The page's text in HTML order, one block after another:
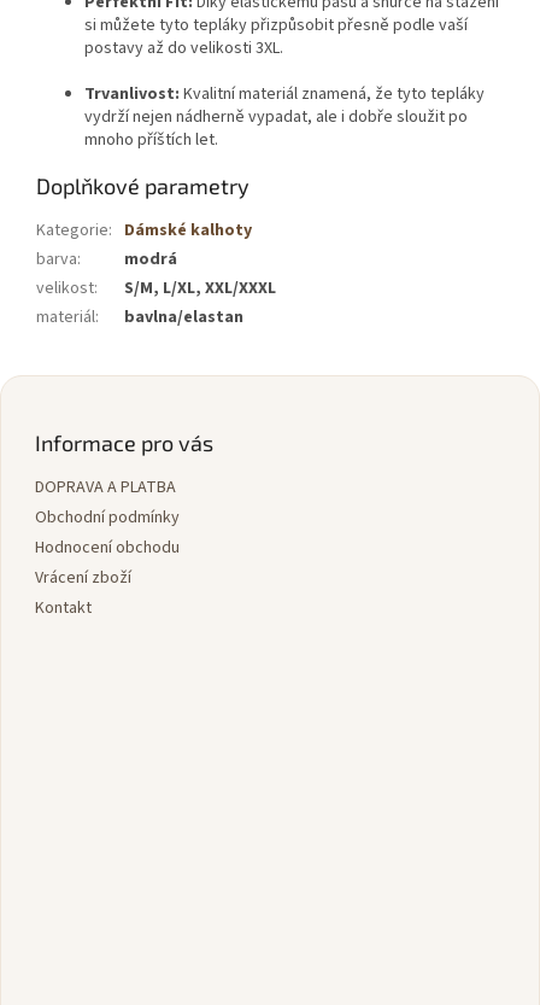
si můžete tyto tepláky přizpůsobit přesně podle vaší
postavy až do velikosti 3XL.
Trvanlivost: Kvalitní materiál znamená, že tyto tepláky
vydrží nejen nádherně vypadat, ale i dobře sloužit po
mnoho příštích let.
Doplňkové parametry
Kategorie: Dámské kalhoty
barva:
modrá
velikost:
S/M, L/XL, XXL/XXXL
materiál: bavlna/elastan
Z
Informace pro vás
DOPRAVA A PLATBA
Obchodní podmínky
Hodnocení obchodu
Vrácení zboží
Kontakt